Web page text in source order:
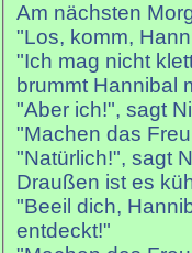
Am nächsten
"Los, komm,
"Ich mag nicht
brummt Hannibal
"Aber ich!", sagt
"Machen das
"Natürlich!", sagt
Draußen ist es
"Beeil dich,
entdeckt!"